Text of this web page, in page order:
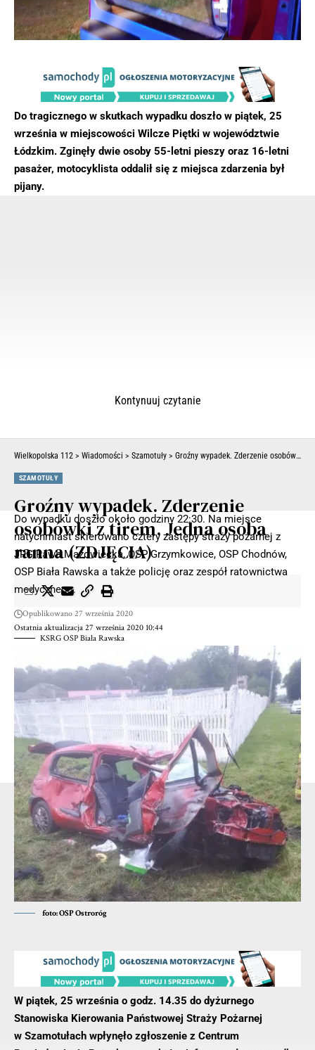
Do tragicznego w skutkach wypadku doszło w piątek, 25
września w miejscowości Wilcze Piętki w województwie
Łódzkim. Zginęły dwie osoby 55-letni pieszy oraz 16-letni
pasażer, motocyklista oddalił się z miejsca zdarzenia był
pijany.
Do wypadku doszło około godziny 22:30. Na miejsce
natychmiast skierowano cztery zastępy straży pożarnej z
JRG Rawa Mazowiecka, OSP Grzymkowice, OSP Chodnów,
OSP Biała Rawska a także policję oraz zespół ratownictwa
medycznego.
KSRG OSP Biała Rawska
Jak wynika z ustaleń policjantów, którzy pracowali na
miejscu tragedii 16-latek kierujący motocyklem marki suzuki
z nieznanych przyczyn potrącił 55-letniego mężczyznę a
następnie zjechał do rowu i uderzył w pobliskie drzewo. W
wyniku czego bilans okazał się być tragiczny śmierć na
miejscu poniósł 55-letni mężczyzna oraz 16-letni pasażer
motocykla.
- Reklama -
Kontynuuj czytanie
Wielkopolska 112 > Wiadomości > Szamotuły > Groźny wypadek. Zderzenie osobówki z tirem. Jedna osoba ranna (ZDJĘCIA)
SZAMOTUŁY
Groźny wypadek. Zderzenie
osobówki z tirem. Jedna osoba
ranna (ZDJĘCIA)
Ostatnia aktualizacja 27 września 2020 10:44
Opublikowano 27 września 2020
foto: OSP Ostroróg
W piątek, 25 września o godz. 14.35 do dyżurnego
Stanowiska Kierowania Państwowej Straży Pożarnej
w Szamotułach wpłynęło zgłoszenie z Centrum